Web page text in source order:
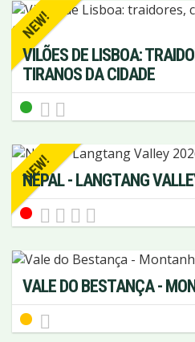
NEW!
VILÕES DE LISBOA:
TIRANOS DA CIDADE
NEW!
NEPAL - LANGTANG
VALE DO BESTANÇA -